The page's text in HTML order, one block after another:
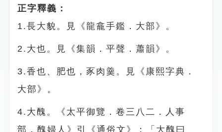
正字釋義：
1.長大貌。見《龍龕手鑑．大部》。
2.大也。見《集韻．平聲．蕭韻》。
3.香也、肥也，豕肉羹。見《康熙字典．
大部》。
4.大醜。《太平御覽．卷三八二．人事
部．醜婦人》引《通俗文》：「大醜曰